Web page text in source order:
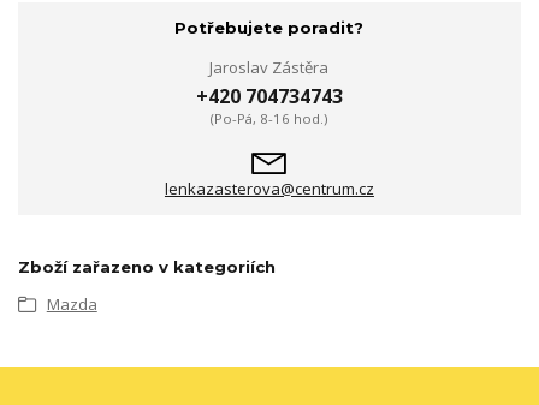
Potřebujete poradit?
Jaroslav Zástěra
+420 704734743
(Po-Pá, 8-16 hod.)
lenkazasterova@centrum.cz
Zboží zařazeno v kategoriích
Mazda